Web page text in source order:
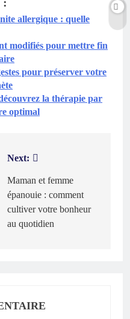
allergique : quelle
modifiés pour mettre fin
pour préserver votre
la thérapie par
optimal
Next:
Maman et femme
épanouie : comment
cultiver votre bonheur
au quotidien